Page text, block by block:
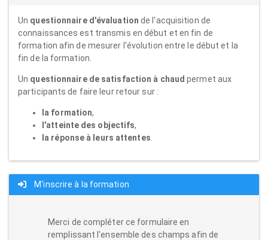
Un questionnaire d'évaluation de l'acquisition de
connaissances est transmis en début et en fin de
formation afin de mesurer l'évolution entre le début et la
fin de la formation.
Un questionnaire de satisfaction à chaud permet aux
participants de faire leur retour sur :
la formation,
l'atteinte des objectifs,
la réponse à leurs attentes
M'inscrire à la formation
Merci de compléter ce formulaire en
remplissant l'ensemble des champs afin de